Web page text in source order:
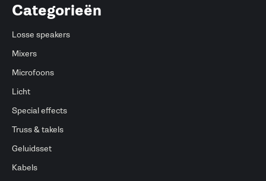
Categorieën
Losse speakers
Mixers
Microfoons
Licht
Special effects
Truss & takels
Geluidsset
Kabels